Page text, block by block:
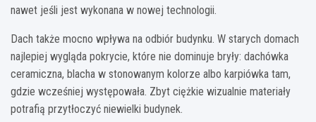
nawet jeśli jest wykonana w nowej technologii.
Dach także mocno wpływa na odbiór budynku. W starych domach
najlepiej wygląda pokrycie, które nie dominuje bryły: dachówka
ceramiczna, blacha w stonowanym kolorze albo karpiówka tam,
gdzie wcześniej występowała. Zbyt ciężkie wizualnie materiały
potrafią przytłoczyć niewielki budynek.